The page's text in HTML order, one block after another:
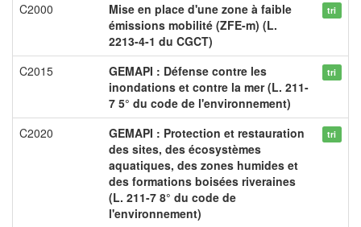
C2000
Mise en place d'une zone à faible
émissions mobilité (ZFE-m) (L.
2213-4-1 du CGCT)
tri
C2015
GEMAPI : Défense contre les
inondations et contre la mer (L. 211-
7 5° du code de l'environnement)
tri
C2020
GEMAPI : Protection et restauration
des sites, des écosystèmes
aquatiques, des zones humides et
des formations boisées riveraines
(L. 211-7 8° du code de
l'environnement)
tri